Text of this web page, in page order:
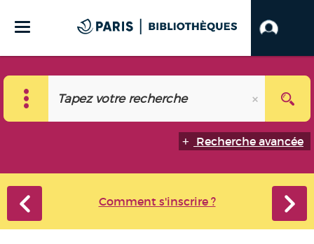
Recherche avancée
Comment s'inscrire ?